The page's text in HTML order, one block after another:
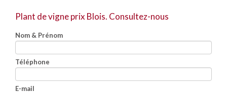
Plant de vigne prix Blois. Consultez-nous
Nom & Prénom
Téléphone
E-mail